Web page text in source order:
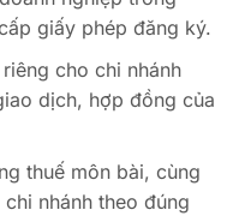
giấy phép đăng ký.
cho chi nhánh
dịch, hợp đồng của
thuế môn bài, cùng
nhánh theo đúng